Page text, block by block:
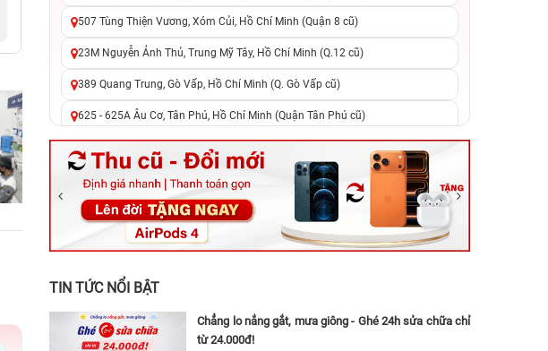
chuyển đổi, 0 gọi người thân
chuyển đổi, 0 gọi người thân
507 Tùng Thiện Vương, Xóm Củi, Hồ Chí Minh (Quận 8 cũ)
23M Nguyễn Ảnh Thủ, Trung Mỹ Tây, Hồ Chí Minh (Q.12 cũ)
389 Quang Trung, Gò Vấp, Hồ Chí Minh (Q. Gò Vấp cũ)
625 - 625A Âu Cơ, Tân Phú, Hồ Chí Minh (Quận Tân Phú cũ)
326 Lê Văn Việt, Tăng Nhơn Phú, Hồ Chí Minh (Q.9 TP. Thủ Đức cũ)
256 Võ Văn Ngân, Thủ Đức, Hồ Chí Minh (Bình Thọ, TP. Thủ Đức Cũ)
70 Nguyễn An Ninh, Dĩ An, Hồ Chí Minh (Bình Dương Cũ)
24h Vũng Tàu: 162A Ba Cu, Vũng Tàu, Hồ Chí Minh (TP. Vũng Tàu cũ)
TIN TỨC NỔI BẬT
Chẳng lo nắng gắt, mưa giông - Ghé 24h sửa chữa chỉ
từ 24.000đ!